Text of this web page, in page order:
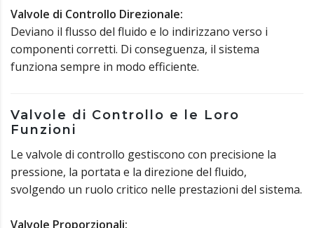
Valvole di Controllo Direzionale:
Deviano il flusso del fluido e lo indirizzano verso i
componenti corretti. Di conseguenza, il sistema
funziona sempre in modo efficiente.
Valvole di Controllo e le Loro
Funzioni
Le valvole di controllo gestiscono con precisione la
pressione, la portata e la direzione del fluido,
svolgendo un ruolo critico nelle prestazioni del sistema.
Valvole Proporzionali: